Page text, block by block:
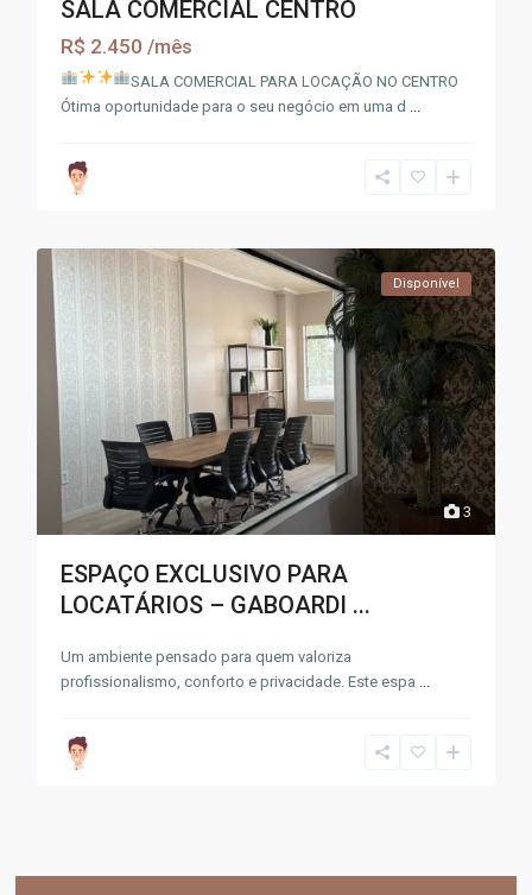
SALA COMERCIAL CENTRO
R$ 2.450/mês
SALA COMERCIAL PARA LOCAÇÃO NO CENTRO
Ótima oportunidade para o seu negócio em uma d ...
3
Disponível
ESPAÇO EXCLUSIVO PARA
LOCATÁRIOS – GABOARDI ...
Um ambiente pensado para quem valoriza
profissionalismo, conforto e privacidade. Este espa ...